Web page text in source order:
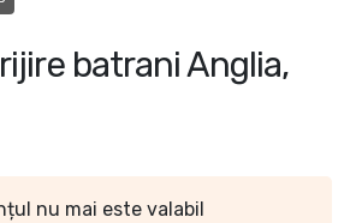
batrani Anglia,
nu mai este valabil